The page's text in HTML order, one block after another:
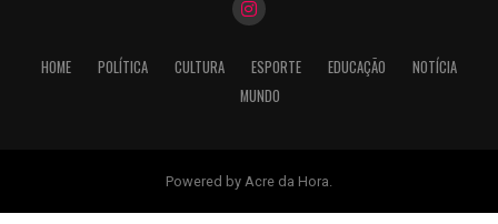
HOME POLÍTICA CULTURA ESPORTE EDUCAÇÃO
NOTÍCIA
MUNDO
Powered by Acre da Hora.